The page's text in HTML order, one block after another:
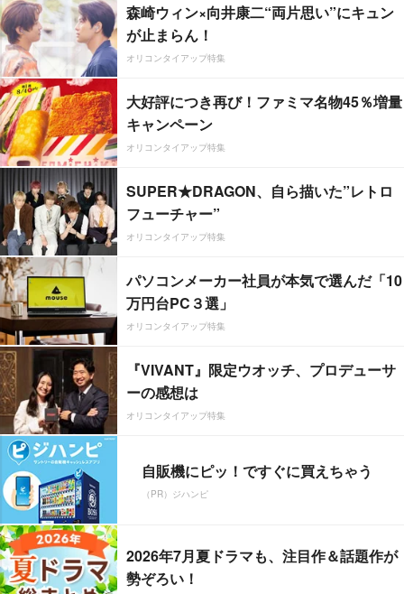
森崎ウィン×向井康二“両片思い”にキュン
が止まらん！
オリコンタイアップ特集
大好評につき再び！ファミマ名物45％増量
キャンペーン
オリコンタイアップ特集
SUPER★DRAGON、自ら描いた”レトロ
フューチャー”
オリコンタイアップ特集
パソコンメーカー社員が本気で選んだ「10
万円台PC３選」
オリコンタイアップ特集
『VIVANT』限定ウオッチ、プロデューサ
ーの感想は
オリコンタイアップ特集
自販機にピッ！ですぐに買えちゃう
（PR）ジハンピ
2026年7月夏ドラマも、注目作＆話題作が
勢ぞろい！